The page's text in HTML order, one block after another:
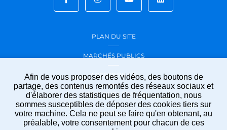
Afin de vous proposer des vidéos, des boutons de
partage, des contenus remontés des réseaux sociaux et
d'élaborer des statistiques de fréquentation, nous
sommes susceptibles de déposer des cookies tiers sur
votre machine. Cela ne peut se faire qu'en obtenant, au
préalable, votre consentement pour chacun de ces
PLAN DU SITE
MARCHÉS PUBLICS
ACCESSIBILITÉ
MENTIONS LÉGALES
PROTECTION DES
DONNÉES